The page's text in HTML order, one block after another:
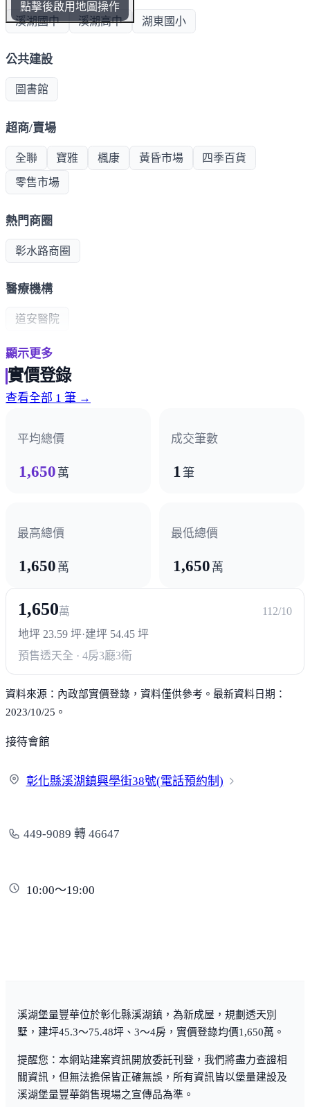
點擊後啟用地圖操作
溪湖國中 溪湖高中 湖東國小
公共建設
圖書館
超商/賣場
全聯 寶雅 楓康 黃昏市場 四季百貨
零售市場
熱門商圈
彰水路商圈
醫療機構
道安醫院
政府機構
顯示更多
實價登錄
查看全部 1 筆 →
平均總價
1,650 萬
成交筆數
1 筆
最高總價
1,650 萬
最低總價
1,650 萬
1,650萬
112/10
地坪 23.59 坪·建坪 54.45 坪
預售透天全 · 4房3廳3衛
資料來源：內政部實價登錄，資料僅供參考。最新資料日期：
2023/10/25。
接待會館
彰化縣溪湖鎮興學街38號(電話預約制)
449-9089 轉 46647
10:00～19:00
溪湖堡量豐華位於彰化縣溪湖鎮，為新成屋，規劃透天別
墅，建坪45.3～75.48坪、3～4房，實價登錄均價1,650萬。
提醒您：本網站建案資訊開放委託刊登，我們將盡力查證相
關資訊，但無法擔保皆正確無誤，所有資訊皆以堡量建設及
溪湖堡量豐華銷售現場之宣傳品為準。